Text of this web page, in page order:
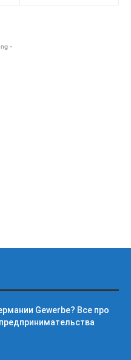
-
Gewerbe? Все про